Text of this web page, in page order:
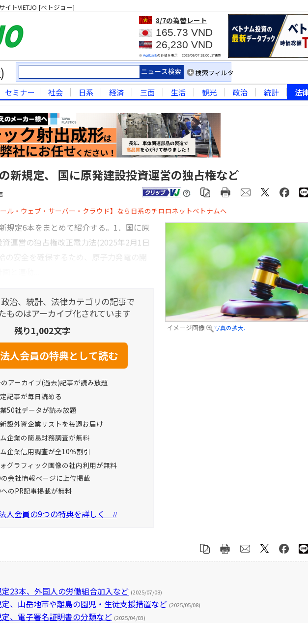
イトVIETJO [ベトジョー]
8/7の為替レート
165.73 VND
26,230 VND
※ Agribankの仲値を表示 2026/08/07 18:00JST更新
検索フィルタ
セミナー 社会 日系 経済 三面 生活 観光 政治 統計 法
新規定、 国に原発建設投資運営の独占権など
ール・ウェブ・サーバー・クラウド】なら日系のチロロネットベトナムへ
イメージ画像 写真の拡大.
規定6本をまとめて紹介する。1．国に原
運営の独占権改正電力法(2025年2月1日
治、統計、法律カテゴリの記事で
ものはアーカイブ化されています
残り1,002文字
アーカイブ(過去)記事が読み放題
記事が毎日読める
50社データが読み放題
設外資企業リストを毎週お届け
企業の簡易財務調査が無料
企業信用調査が全10％割引
グラフィック画像の社内利用が無料
の会社情報ページに上位掲載
へのPR記事掲載が無料
会員の9つの特典を詳しく //
23本、外国人の労働組合加入など (2025/07/08)
、山岳地帯や離島の園児・生徒支援措置など (2025/05/08)
、電子署名証明書の分類など (2025/04/03)